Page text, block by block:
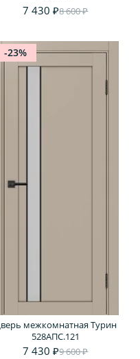
7 430 ₽8 600 ₽
-23%
межкомнатная Турин
528AПС.121
7 430 ₽9 600 ₽